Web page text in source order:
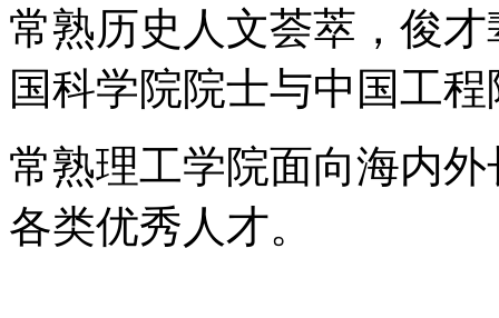
常熟历史人文荟萃，俊
国科学院院士与中国工
常熟理工学院面向海内
各类优秀人才。